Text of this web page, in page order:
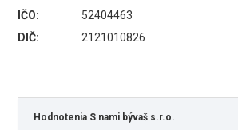
IČO:
52404463
DIČ:
2121010826
Hodnotenia S nami bývaš s.r.o.